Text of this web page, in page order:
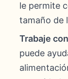
le permite
tamaño de
Trabaje
puede